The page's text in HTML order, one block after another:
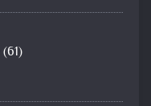
(61)